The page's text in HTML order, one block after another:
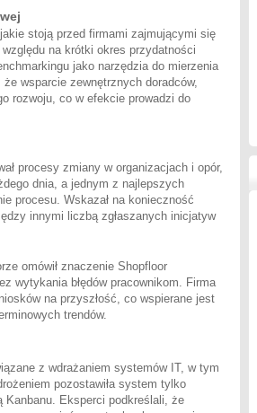
stoją przed firmami zajmującymi się
na krótki okres przydatności
jako narzędzia do mierzenia
wsparcie zewnętrznych doradców,
rozwoju, co w efekcie prowadzi do
procesy zmiany w organizacjach i opór,
dnia, a jednym z najlepszych
procesu. Wskazał na konieczność
innymi liczbą zgłaszanych inicjatyw
omówił znaczenie Shopfloor
wytykania błędów pracownikom. Firma
na przyszłość, co wspierane jest
trendów.
z wdrażaniem systemów IT, w tym
pozostawiła system tylko
Kanbanu. Eksperci podkreślali, że